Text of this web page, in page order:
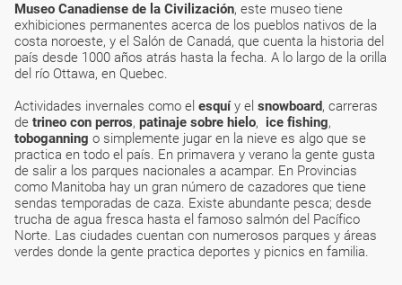
Museo Canadiense de la Civilización, este museo tiene
exhibiciones permanentes acerca de los pueblos nativos de la
costa noroeste, y el Salón de Canadá, que cuenta la historia del
país desde 1000 años atrás hasta la fecha. A lo largo de la orilla
del río Ottawa, en Quebec.
Actividades invernales como el esquíy el snowboard, carreras
de trineo con perros, patinaje sobre hielo, ice fishing,
toboganning o simplemente jugar en la nieve es algo que se
practica en todo el país. En primavera y verano la gente gusta
de salir a los parques nacionales a acampar. En Provincias
como Manitoba hay un gran número de cazadores que tiene
sendas temporadas de caza. Existe abundante pesca; desde
trucha de agua fresca hasta el famoso salmón del Pacífico
Norte. Las ciudades cuentan con numerosos parques y áreas
verdes donde la gente practica deportes y picnics en familia.